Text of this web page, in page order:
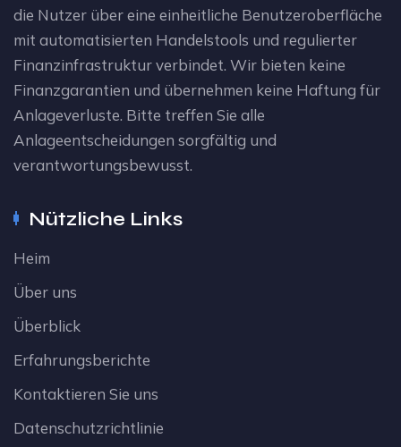
die Nutzer über eine einheitliche Benutzeroberfläche
mit automatisierten Handelstools und regulierter
Finanzinfrastruktur verbindet. Wir bieten keine
Finanzgarantien und übernehmen keine Haftung für
Anlageverluste. Bitte treffen Sie alle
Anlageentscheidungen sorgfältig und
verantwortungsbewusst.
Nützliche Links
Heim
Über uns
Überblick
Erfahrungsberichte
Kontaktieren Sie uns
Datenschutzrichtlinie